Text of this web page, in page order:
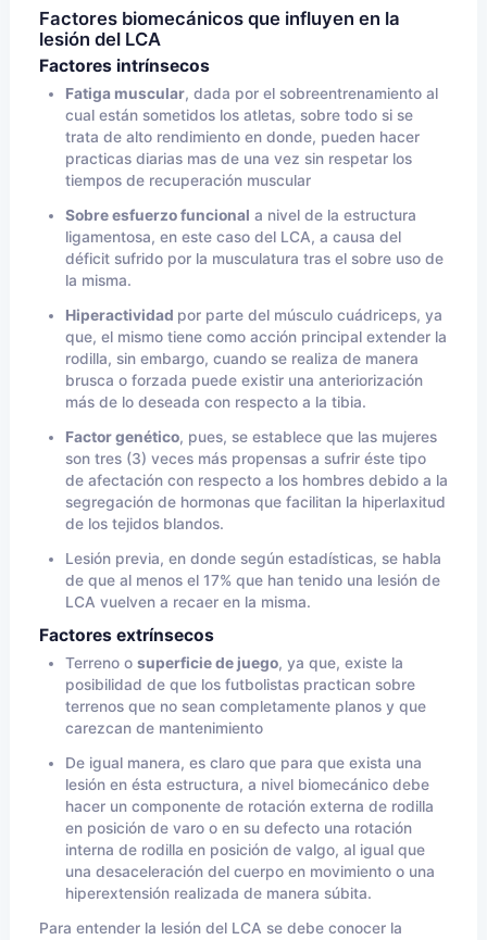
Factores biomecánicos que influyen en la
lesión del LCA
Factores intrínsecos
Fatiga muscular, dada por el sobreentrenamiento al
cual están sometidos los atletas, sobre todo si se
trata de alto rendimiento en donde, pueden hacer
practicas diarias mas de una vez sin respetar los
tiempos de recuperación muscular
Sobre esfuerzo funcional a nivel de la estructura
ligamentosa, en este caso del LCA, a causa del
déficit sufrido por la musculatura tras el sobre uso de
la misma.
Hiperactividad por parte del músculo cuádriceps, ya
que, el mismo tiene como acción principal extender la
rodilla, sin embargo, cuando se realiza de manera
brusca o forzada puede existir una anteriorización
más de lo deseada con respecto a la tibia.
Factor genético, pues, se establece que las mujeres
son tres (3) veces más propensas a sufrir éste tipo
de afectación con respecto a los hombres debido a la
segregación de hormonas que facilitan la hiperlaxitud
de los tejidos blandos.
Lesión previa, en donde según estadísticas, se habla
de que al menos el 17% que han tenido una lesión de
LCA vuelven a recaer en la misma.
Factores extrínsecos
Terreno o superficie de juego, ya que, existe la
posibilidad de que los futbolistas practican sobre
terrenos que no sean completamente planos y que
carezcan de mantenimiento
De igual manera, es claro que para que exista una
lesión en ésta estructura, a nivel biomecánico debe
hacer un componente de rotación externa de rodilla
en posición de varo o en su defecto una rotación
interna de rodilla en posición de valgo, al igual que
una desaceleración del cuerpo en movimiento o una
hiperextensión realizada de manera súbita.
Para entender la lesión del LCA se debe conocer la